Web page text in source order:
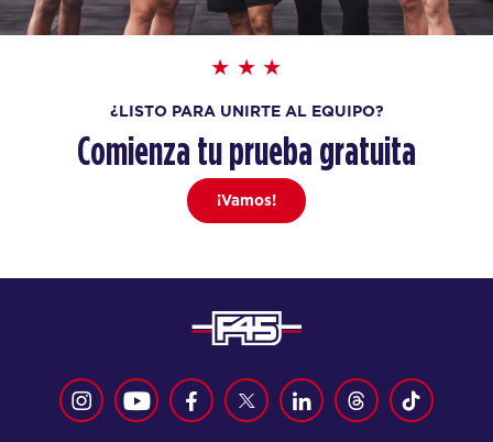
¿LISTO PARA UNIRTE AL EQUIPO?
Comienza tu prueba gratuita
¡Vamos!